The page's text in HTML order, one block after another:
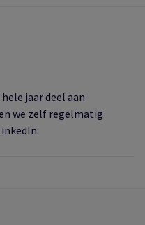
jaar deel aan
we zelf regelmatig